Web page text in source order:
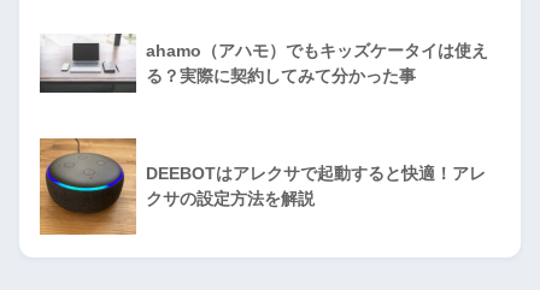
ahamo（アハモ）でもキッズケータイは使え
る？実際に契約してみて分かった事
DEEBOTはアレクサで起動すると快適！アレ
クサの設定方法を解説